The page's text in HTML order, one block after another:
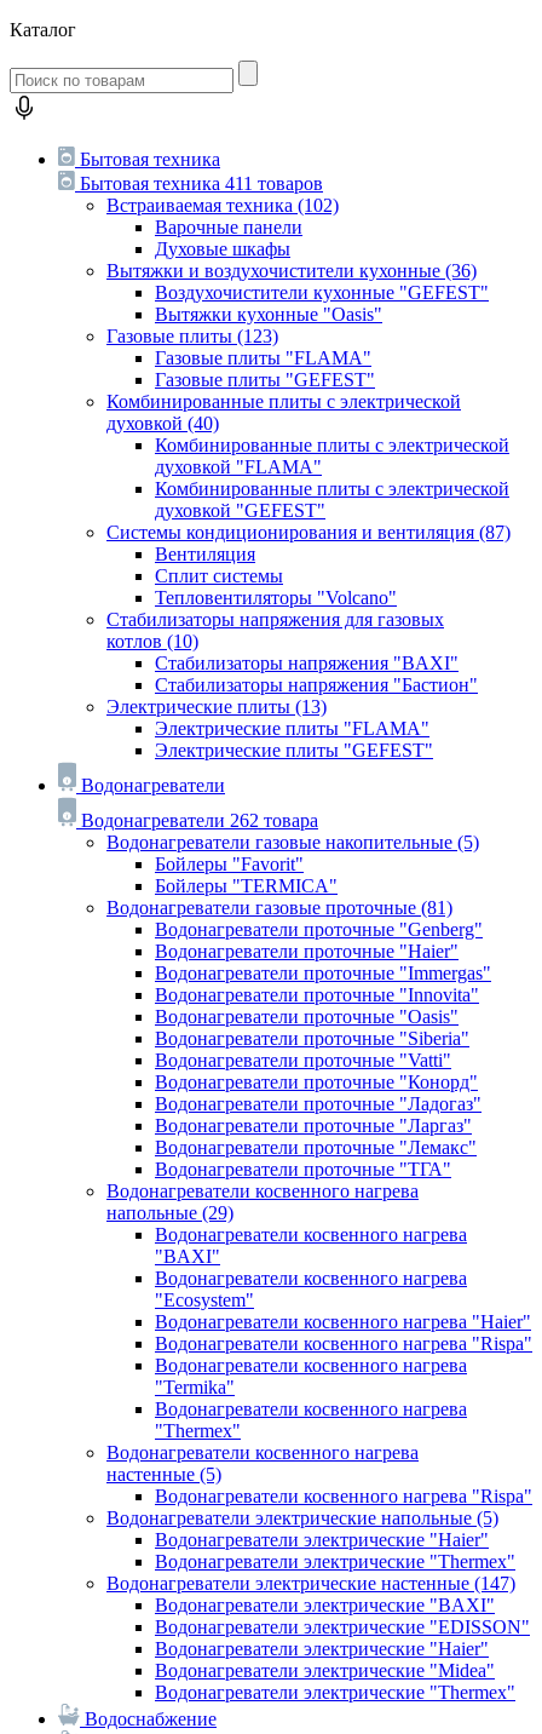
Каталог
Бытовая техника
Бытовая техника 411 товаров
Встраиваемая техника (102)
Варочные панели
Духовые шкафы
Вытяжки и воздухочистители кухонные (36)
Воздухочистители кухонные "GEFEST"
Вытяжки кухонные "Oasis"
Газовые плиты (123)
Газовые плиты "FLAMA"
Газовые плиты "GEFEST"
Комбинированные плиты с электрической
духовкой (40)
Комбинированные плиты с электрической
духовкой "FLAMA"
Комбинированные плиты с электрической
духовкой "GEFEST"
Системы кондиционирования и вентиляция (87)
Вентиляция
Сплит системы
Тепловентиляторы "Volcano"
Стабилизаторы напряжения для газовых
котлов (10)
Стабилизаторы напряжения "BAXI"
Стабилизаторы напряжения "Бастион"
Электрические плиты (13)
Электрические плиты "FLAMA"
Электрические плиты "GEFEST"
Водонагреватели
Водонагреватели 262 товара
Водонагреватели газовые накопительные (5)
Бойлеры "Favorit"
Бойлеры "TERMICA"
Водонагреватели газовые проточные (81)
Водонагреватели проточные "Genberg"
Водонагреватели проточные "Haier"
Водонагреватели проточные "Immergas"
Водонагреватели проточные "Innovita"
Водонагреватели проточные "Oasis"
Водонагреватели проточные "Siberia"
Водонагреватели проточные "Vatti"
Водонагреватели проточные "Конорд"
Водонагреватели проточные "Ладогаз"
Водонагреватели проточные "Ларгаз"
Водонагреватели проточные "Лемакс"
Водонагреватели проточные "ТГА"
Водонагреватели косвенного нагрева
напольные (29)
Водонагреватели косвенного нагрева
"BAXI"
Водонагреватели косвенного нагрева
"Ecosystem"
Водонагреватели косвенного нагрева "Haier"
Водонагреватели косвенного нагрева "Rispa"
Водонагреватели косвенного нагрева
"Termika"
Водонагреватели косвенного нагрева
"Thermex"
Водонагреватели косвенного нагрева
настенные (5)
Водонагреватели косвенного нагрева "Rispa"
Водонагреватели электрические напольные (5)
Водонагреватели электрические "Haier"
Водонагреватели электрические "Thermex"
Водонагреватели электрические настенные (147)
Водонагреватели электрические "BAXI"
Водонагреватели электрические "EDISSON"
Водонагреватели электрические "Haier"
Водонагреватели электрические "Midea"
Водонагреватели электрические "Thermex"
Водоснабжение